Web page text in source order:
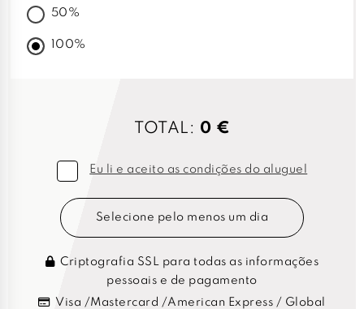
50%
100%
TOTAL: 0 €
Eu li e aceito as condições do aluguel
Selecione pelo menos um dia
Criptografia SSL para todas as informações
pessoais e de pagamento
Visa /Mastercard /American Express / Global